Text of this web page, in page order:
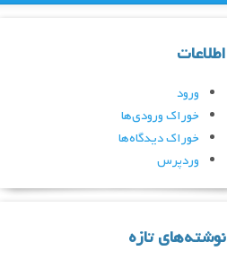
اطلاعات
ورود
خوراک ورودی‌ها
خوراک دیدگاه‌ها
وردپرس
نوشته‌های تازه